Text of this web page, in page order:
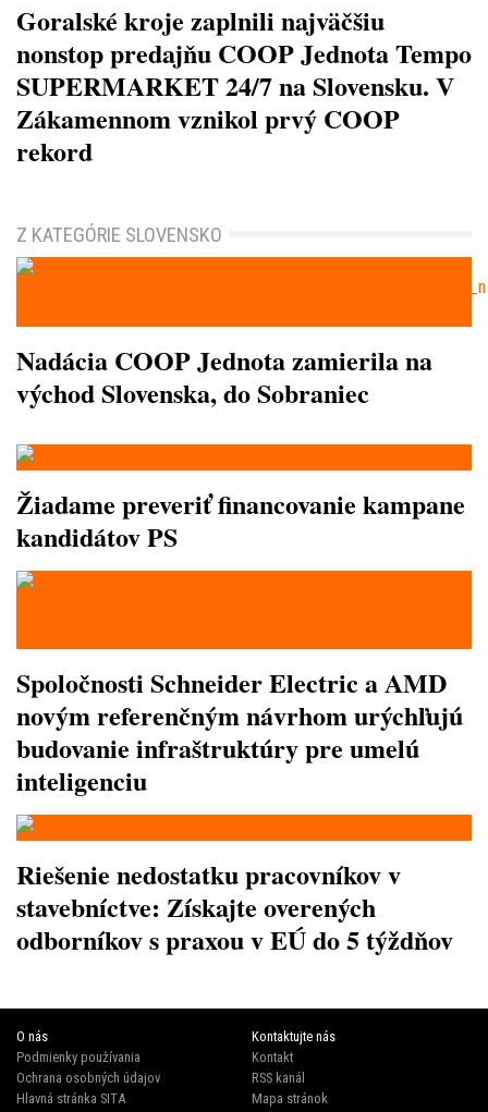
Goralské kroje zaplnili najväčšiu
nonstop predajňu COOP Jednota Tempo
SUPERMARKET 24/7 na Slovensku. V
Zákamennom vznikol prvý COOP
rekord
Z KATEGÓRIE SLOVENSKO
Nadácia COOP Jednota zamierila na
východ Slovenska, do Sobraniec
Žiadame preveriť financovanie kampane
kandidátov PS
Spoločnosti Schneider Electric a AMD
novým referenčným návrhom urýchľujú
budovanie infraštruktúry pre umelú
inteligenciu
Riešenie nedostatku pracovníkov v
stavebníctve: Získajte overených
odborníkov s praxou v EÚ do 5 týždňov
O nás
Podmienky používania
Ochrana osobných údajov
Hlavná stránka SITA
Kontaktujte nás
Kontakt
RSS kanál
Mapa stránok